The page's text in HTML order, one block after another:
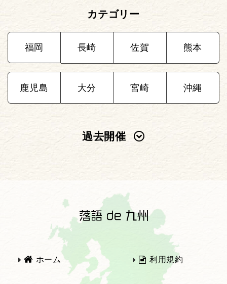
カテゴリー
福岡 長崎 佐賀 熊本
鹿児島 大分 宮崎 沖縄
過去開催
2022年
2021年 2020年
ホーム 利用規約